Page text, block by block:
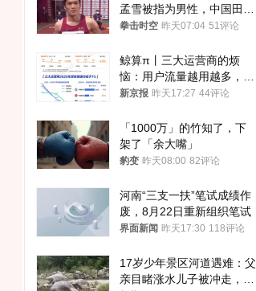
孟雪被指为男性，中国田协
默不作声
拳击时空 昨天07:04 51评论
鲸算π丨三大运营商的烦
恼：用户流量越用越多，收
入却越来越少
新京报 昨天17:27 44评论
「1000万」的竹知了，下
架了「余大嘴」
豹变 昨天08:00 82评论
河南“三支一扶”笔试成绩作
废，8月22日重新组织笔试
界面新闻 昨天17:30 118评论
17岁少年景区河道遇难：父
亲目睹涨水儿子被冲走，当